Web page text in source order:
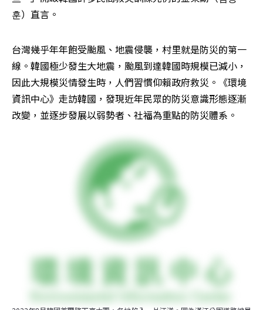
훈）直言。
台灣幾乎年年飽受颱風、地震侵襲，村里就是防災的第一
線。韓國極少發生大地震，颱風到達韓國時規模已減小，
因此大規模災情發生時，人們習慣仰賴政府救災。《環境
資訊中心》走訪韓國，發現近年民眾的防災意識形態逐漸
改變，並逐步發展以弱勢者、社福為重點的防災體系。